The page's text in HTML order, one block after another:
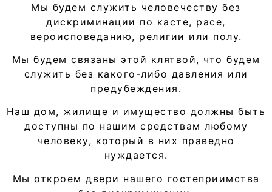
Мы будем служить человечеству без
дискриминации по касте, расе,
вероисповеданию, религии или полу.
Мы будем связаны этой клятвой, что будем
служить без какого-либо давления или
предубеждения.
Наш дом, жилище и имущество должны быть
доступны по нашим средствам любому
человеку, который в них праведно
нуждается.
Мы откроем двери нашего гостеприимства